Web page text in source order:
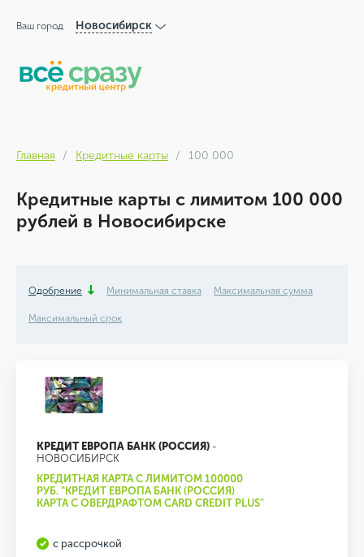
Ваш город Новосибирск
Главная Кредитные карты 100 000
Кредитные карты с лимитом 100 000
рублей в Новосибирске
Одобрение Минимальная ставка Максимальная сумма
Максимальный срок
КРЕДИТ ЕВРОПА БАНК (РОССИЯ) -
НОВОСИБИРСК
КРЕДИТНАЯ КАРТА С ЛИМИТОМ 100000
РУБ. "КРЕДИТ ЕВРОПА БАНК (РОССИЯ)
КАРТА С ОВЕРДРАФТОМ CARD CREDIT PLUS"
с рассрочкой